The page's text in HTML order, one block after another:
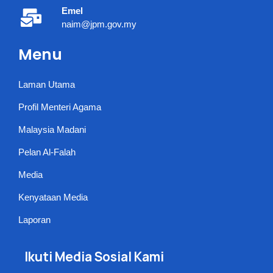
Emel
naim@jpm.gov.my
Menu
Laman Utama
Profil Menteri Agama
Malaysia Madani
Pelan Al-Falah
Media
Kenyataan Media
Laporan
Ikuti Media Sosial Kami